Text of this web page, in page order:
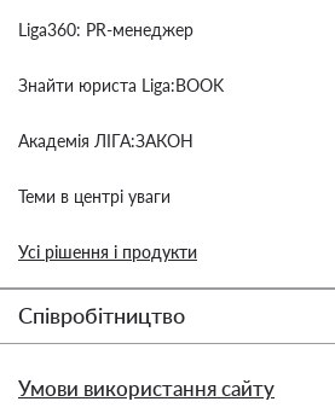
Liga360: PR-менеджер
Знайти юриста Liga:BOOK
Академія ЛІГА:ЗАКОН
Теми в центрі уваги
Усі рішення і продукти
Співробітництво
Умови використання сайту